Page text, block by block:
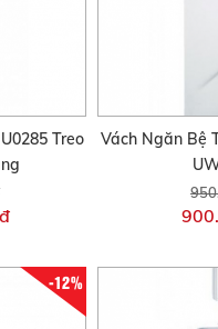
Treo
Vách Ngăn Bệ
-12%